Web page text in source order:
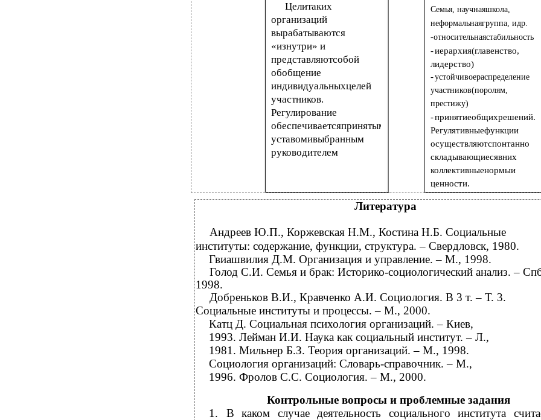
Целитаких
организаций
вырабатываются
«изнутри» и
представляютсобой
обобщение
индивидуальныхцелей
участников.
Регулирование
обеспечиваетсяпринятым
уставомивыбранным
руководителем
Семья, научнаяшкола,
неформальнаягруппа, идр.
-относительнаястабильность
-иерархия(главенство,
лидерство)
-устойчивоераспределение
участников(поролям,
престижу)
-принятиеобщихрешений.
Регулятивныефункции
осуществляютспонтанно
складывающиесявних
коллективныенормыи
ценности.
Литература
Андреев Ю.П., Коржевская Н.М., Костина Н.Б. Социальные
институты: содержание, функции, структура. – Свердловск, 1980.
Гвиашвилия Д.М. Организация и управление. – М., 1998.
Голод С.И. Семья и брак: Историко-социологический анализ. –
1998.
Добреньков В.И., Кравченко А.И. Социология. В 3 т. – Т. 3.
Социальные институты и процессы. – М., 2000.
Катц Д. Социальная психология организаций. – Киев,
1993. Лейман И.И. Наука как социальный институт. – Л.,
1981. Мильнер Б.З. Теория организаций. – М., 1998.
Социология организаций: Словарь-справочник. – М.,
1996. Фролов С.С. Социология. – М., 2000.
Контрольные вопросы и проблемные задания
1.
В каком случае деятельность социального института